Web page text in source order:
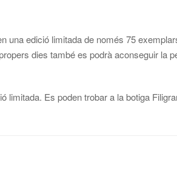
edició limitada de només 75
dies també es podrà aconseguir la
limitada. Es poden trobar a la botiga